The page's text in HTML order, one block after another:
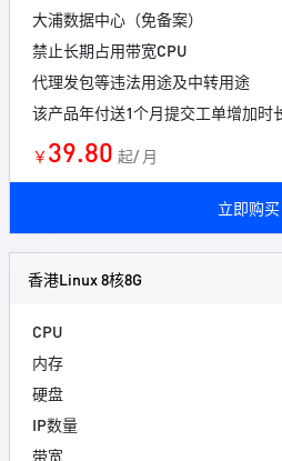
大浦数据中心（免备案）
禁止长期占用带宽CPU
代理发包等违法用途及中转用途
该产品年付送1个月提交工单增加时
￥ 39.80 起/ 月
立即购买
香港Linux 8核8G
CPU
内存
硬盘
IP数量
带宽